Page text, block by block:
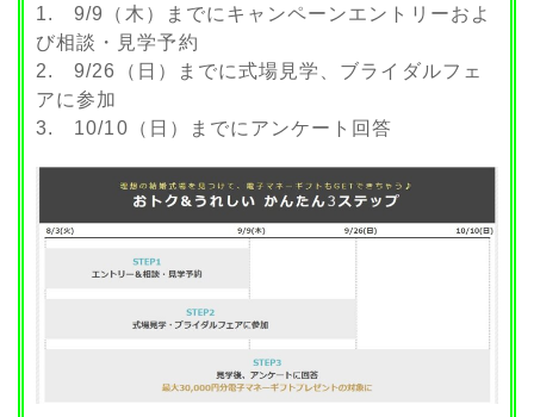
1. 9/9（木）までにキャンペーンエントリーおよ
び相談・見学予約
2. 9/26（日）までに式場見学、ブライダルフェ
アに参加
3. 10/10（日）までにアンケート回答